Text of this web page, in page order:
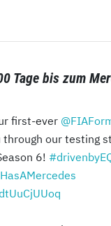
Tage bis zum
first-ever
through our testing
6!